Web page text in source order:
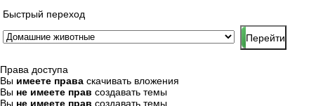
Быстрый переход
Права доступа
Вы имеете права скачивать вложения
Вы не имеете прав создавать темы
Вы не имеете прав создавать темы